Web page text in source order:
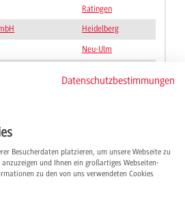
Ratingen
Heidelberg
Neu-Ulm
Technical
GmbH München
Datenschutzbestimmungen
Besucherdaten platzieren, um unsere Webseite zu
und Ihnen ein großartiges Webseiten-
zu den von uns verwendeten Cookies